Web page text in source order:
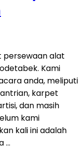
persewaan alat
Kami
anda, meliputi
karpet
dan masih
kami
kali ini adalah
…